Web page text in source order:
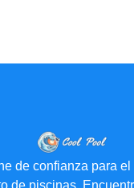
de confianza para
de piscinas.